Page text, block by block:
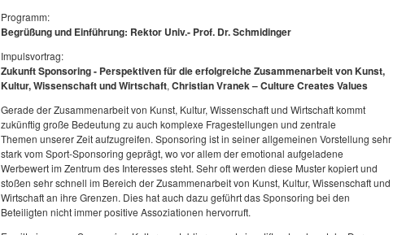
Programm:
Begrüßung und Einführung: Rektor Univ.- Prof. Dr. Schmidinger
Impulsvortrag:
Zukunft Sponsoring - Perspektiven für die erfolgreiche Zusammenarbeit von Kunst,
Kultur, Wissenschaft und Wirtschaft, Christian Vranek – Culture Creates Values
Gerade der Zusammenarbeit von Kunst, Kultur, Wissenschaft und Wirtschaft kommt
zukünftig große Bedeutung zu auch komplexe Fragestellungen und zentrale
Themen unserer Zeit aufzugreifen. Sponsoring ist in seiner allgemeinen Vorstellung sehr
stark vom Sport-Sponsoring geprägt, wo vor allem der emotional aufgeladene
Werbewert im Zentrum des Interesses steht. Sehr oft werden diese Muster kopiert und
stoßen sehr schnell im Bereich der Zusammenarbeit von Kunst, Kultur, Wissenschaft und
Wirtschaft an ihre Grenzen. Dies hat auch dazu geführt das Sponsoring bei den
Beteiligten nicht immer positive Assoziationen hervorruft.